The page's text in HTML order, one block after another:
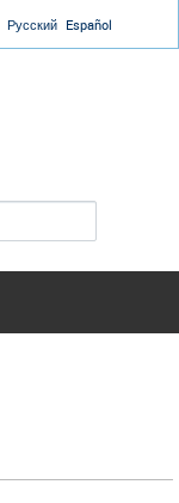
Русский Español